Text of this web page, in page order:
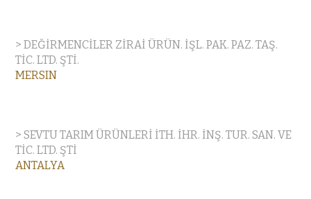
> DEĞİRMENCİLER ZİRAİ ÜRÜN. İŞL. PAK. PAZ. TAŞ.
TİC. LTD. ŞTİ.
MERSIN
> SEVTU TARIM ÜRÜNLERİ İTH. İHR. İNŞ. TUR. SAN. VE
TİC. LTD. ŞTİ
ANTALYA